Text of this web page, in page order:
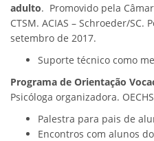
adulto. Promovido pela
CTSM. ACIAS – Schroeder/SC.
setembro de 2017.
Suporte técnico como
Programa de Orientação
Psicóloga organizadora.
Palestra para pais de
Encontros com alunos